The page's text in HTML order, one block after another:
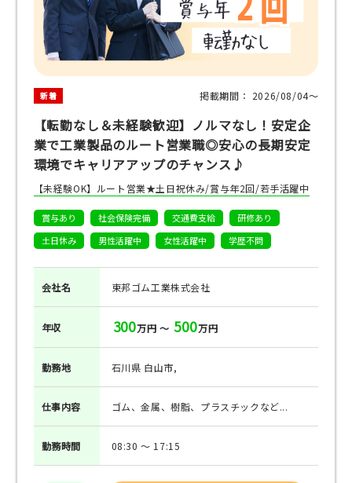
新着 掲載期間： 2026/08/04〜
【転勤なし＆未経験歓迎】ノルマなし！安定企
業で工業製品のルート営業職◎安心の長期安定
環境でキャリアアップのチャンス♪
【未経験OK】ルート営業★土日祝休み/賞与年2回/若手活躍中
賞与あり 社会保険完備 交通費支給
研修あり
土日休み
男性活躍中 女性活躍中 学歴不問
会社名 東邦ゴム工業株式会社
年収 300万円 ～ 500万円
勤務地 石川県 白山市,
仕事内容 ゴム、金属、樹脂、プラスチックなど...
勤務時間 08:30 ～ 17:15